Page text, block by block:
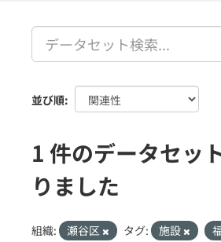
並び順
1 件のデータセッ
りました
組織: 瀬谷区 タグ: 施設